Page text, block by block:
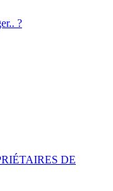
?
DE